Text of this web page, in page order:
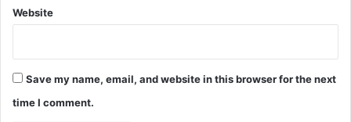
Website
Save my name, email, and website in this browser for the next
time I comment.